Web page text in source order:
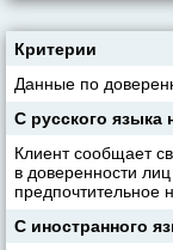
Критерии
Данные по
С русского языка
Клиент сообщает
в доверенности
предпочтительное
С иностранного